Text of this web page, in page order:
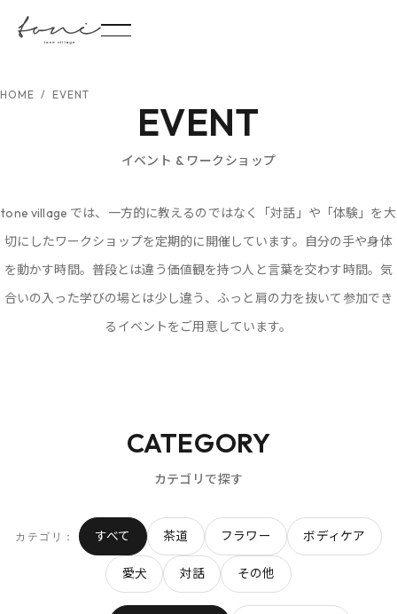
HOME / EVENT
EVENT
イベント & ワークショップ
tone village では、一方的に教えるのではなく「対話」や「体験」を大
切にしたワークショップを定期的に開催しています。自分の手や身体
を動かす時間。普段とは違う価値観を持つ人と言葉を交わす時間。気
合いの入った学びの場とは少し違う、ふっと肩の力を抜いて参加でき
るイベントをご用意しています。
CATEGORY
カテゴリで探す
カテゴリ： すべて 茶道 フラワー ボディケア
愛犬 対話 その他